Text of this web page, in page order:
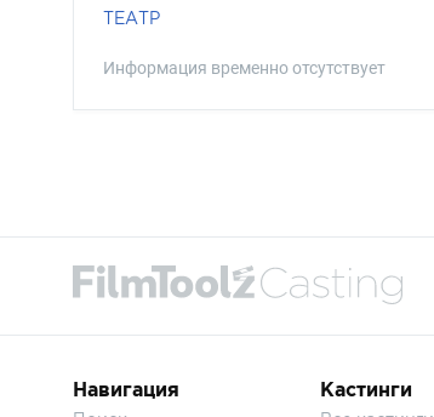
ТЕАТР
Информация временно отсутствует
Навигация Кастинги